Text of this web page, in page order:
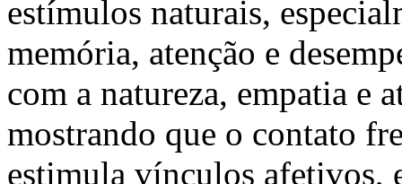
estímulos naturais,
memória, atenção e
com a natureza, empatia e
mostrando que o contato
estimula vínculos afetivos,